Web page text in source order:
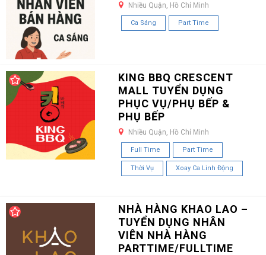
Nhiều Quận, Hồ Chí Minh
Ca Sáng Part Time
KING BBQ CRESCENT
MALL TUYỂN DỤNG
PHỤC VỤ/PHỤ BẾP &
PHỤ BẾP
Nhiều Quận, Hồ Chí Minh
Full Time Part Time
Thời Vụ Xoay Ca Linh Động
NHÀ HÀNG KHAO LAO –
TUYỂN DỤNG NHÂN
VIÊN NHÀ HÀNG
PARTTIME/FULLTIME